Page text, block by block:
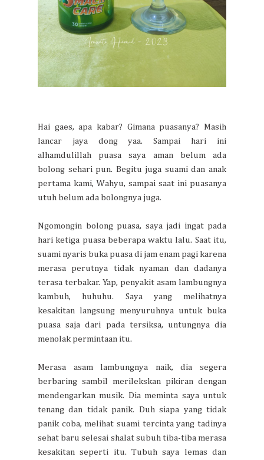
Hai gaes, apa kabar? Gimana puasanya? Masih
lancar jaya dong yaa. Sampai hari ini
alhamdulillah puasa saya aman belum ada
bolong sehari pun. Begitu juga suami dan anak
pertama kami, Wahyu, sampai saat ini puasanya
utuh belum ada bolongnya juga.
Ngomongin bolong puasa, saya jadi ingat pada
hari ketiga puasa beberapa waktu lalu. Saat itu,
suami nyaris buka puasa di jam enam pagi karena
merasa perutnya tidak nyaman dan dadanya
terasa terbakar. Yap, penyakit asam lambungnya
kambuh, huhuhu. Saya yang melihatnya
kesakitan langsung menyuruhnya untuk buka
puasa saja dari pada tersiksa, untungnya dia
menolak permintaan itu.
Merasa asam lambungnya naik, dia segera
berbaring sambil merilekskan pikiran dengan
mendengarkan musik. Dia meminta saya untuk
tenang dan tidak panik. Duh siapa yang tidak
panik coba, melihat suami tercinta yang tadinya
sehat baru selesai shalat subuh tiba-tiba merasa
kesakitan seperti itu. Tubuh saya lemas dan